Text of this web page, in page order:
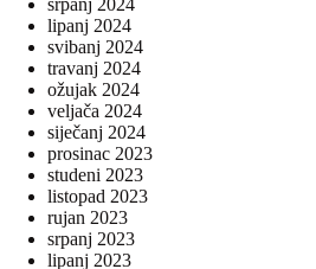
lipanj 2024
svibanj 2024
travanj 2024
ožujak 2024
veljača 2024
siječanj 2024
prosinac 2023
studeni 2023
listopad 2023
rujan 2023
srpanj 2023
lipanj 2023